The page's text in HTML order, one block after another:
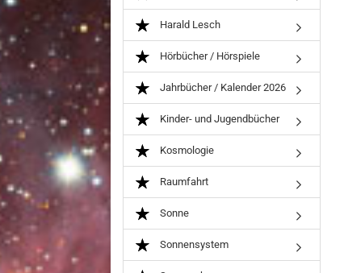
Harald Lesch
Hörbücher / Hörspiele
Jahrbücher / Kalender 2026
Kinder- und Jugendbücher
Kosmologie
Raumfahrt
Sonne
Sonnensystem